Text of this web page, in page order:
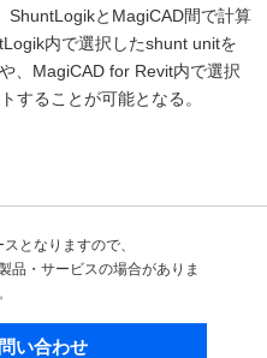
ShuntLogikとMagiCAD間で計算
内で選択したshunt unitを
、MagiCAD for Revit内で選択
することが可能となる。
となりますので、
品・サービスの場合がありま
い合わせ